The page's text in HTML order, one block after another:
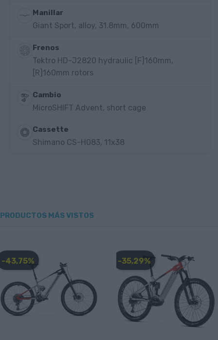
Manillar
Giant Sport, alloy, 31.8mm, 600mm
Frenos
Tektro HD-J2820 hydraulic [F]160mm,
[R]160mm rotors
Cambio
MicroSHIFT Advent, short cage
Cassette
Shimano CS-H083, 11x38
PRODUCTOS MÁS VISTOS
-43,75% -35,29%